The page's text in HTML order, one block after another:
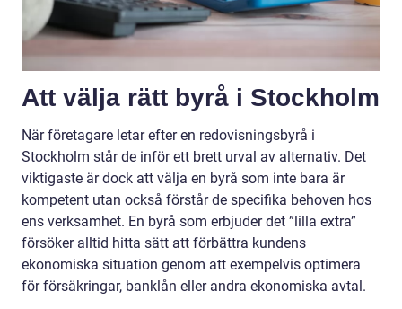
Att välja rätt byrå i Stockholm
När företagare letar efter en redovisningsbyrå i
Stockholm står de inför ett brett urval av alternativ. Det
viktigaste är dock att välja en byrå som inte bara är
kompetent utan också förstår de specifika behoven hos
ens verksamhet. En byrå som erbjuder det ”lilla extra”
försöker alltid hitta sätt att förbättra kundens
ekonomiska situation genom att exempelvis optimera
för försäkringar, banklån eller andra ekonomiska avtal.